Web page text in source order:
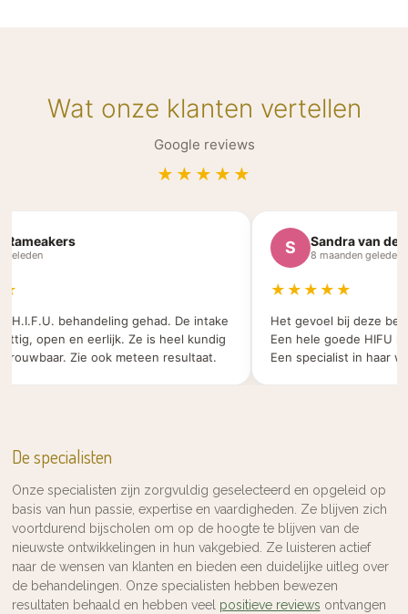
Wat onze klanten vertellen
Google reviews
★★★★★
behandeling gehad. De intake
open en eerlijk. Ze is heel kundig
Zie ook meteen resultaat.
S Sandra van der
8 maanden geleden
★★★★★
Het gevoel bij deze
Een hele goede HIFU
Een specialist in haar
De specialisten
Onze specialisten zijn zorgvuldig geselecteerd en opgeleid op
basis van hun passie, expertise en vaardigheden. Ze blijven zich
voortdurend bijscholen om op de hoogte te blijven van de
nieuwste ontwikkelingen in hun vakgebied. Ze luisteren actief
naar de wensen van klanten en bieden een duidelijke uitleg over
de behandelingen. Onze specialisten hebben bewezen
resultaten behaald en hebben veel positieve reviews ontvangen